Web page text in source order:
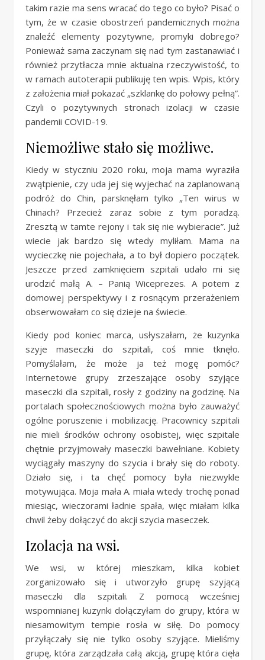
takim razie ma sens wracać do tego co było? Pisać o
tym, że w czasie obostrzeń pandemicznych można
znaleźć elementy pozytywne, promyki dobrego?
Ponieważ sama zaczynam się nad tym zastanawiać i
również przytłacza mnie aktualna rzeczywistość, to
w ramach autoterapii publikuję ten wpis. Wpis, który
z założenia miał pokazać „szklankę do połowy pełną”.
Czyli o pozytywnych stronach izolacji w czasie
pandemii COVID-19.
Niemożliwe stało się możliwe.
Kiedy w styczniu 2020 roku, moja mama wyraziła
zwątpienie, czy uda jej się wyjechać na zaplanowaną
podróż do Chin, parsknęłam tylko „Ten wirus w
Chinach? Przecież zaraz sobie z tym poradzą.
Zresztą w tamte rejony i tak się nie wybieracie”. Już
wiecie jak bardzo się wtedy myliłam. Mama na
wycieczkę nie pojechała, a to był dopiero początek.
Jeszcze przed zamknięciem szpitali udało mi się
urodzić małą A. – Panią Wiceprezes. A potem z
domowej perspektywy i z rosnącym przerażeniem
obserwowałam co się dzieje na świecie.
Kiedy pod koniec marca, usłyszałam, że kuzynka
szyje maseczki do szpitali, coś mnie tknęło.
Pomyślałam, że może ja też mogę pomóc?
Internetowe grupy zrzeszające osoby szyjące
maseczki dla szpitali, rosły z godziny na godzinę. Na
portalach społecznościowych można było zauważyć
ogólne poruszenie i mobilizację. Pracownicy szpitali
nie mieli środków ochrony osobistej, więc szpitale
chętnie przyjmowały maseczki bawełniane. Kobiety
wyciągały maszyny do szycia i brały się do roboty.
Działo się, i ta chęć pomocy była niezwykle
motywująca. Moja mała A. miała wtedy trochę ponad
miesiąc, wieczorami ładnie spała, więc miałam kilka
chwil żeby dołączyć do akcji szycia maseczek.
Izolacja na wsi.
We wsi, w której mieszkam, kilka kobiet
zorganizowało się i utworzyło grupę szyjącą
maseczki dla szpitali. Z pomocą wcześniej
wspomnianej kuzynki dołączyłam do grupy, która w
niesamowitym tempie rosła w siłę. Do pomocy
przyłączały się nie tylko osoby szyjące. Mieliśmy
grupę, która zarządzała całą akcją, grupę która cięła